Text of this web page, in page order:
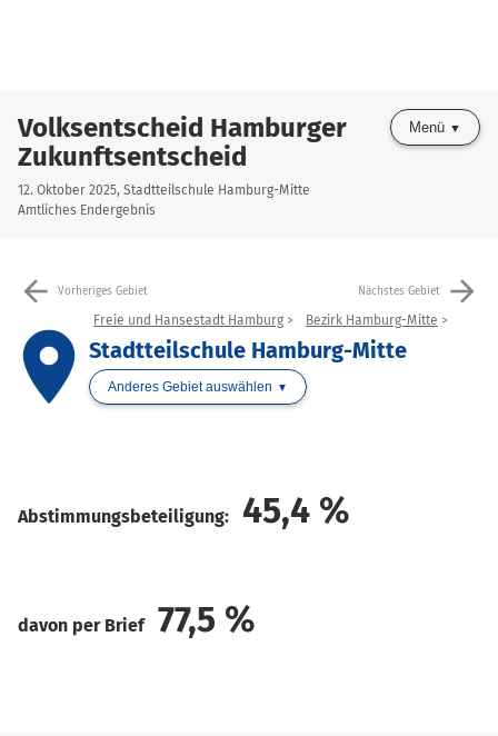
Volksentscheid Hamburger
Zukunftsentscheid
12. Oktober 2025, Stadtteilschule Hamburg-Mitte
Amtliches Endergebnis
Menü
arrow_back Vorheriges Gebiet Nächstes Gebiet arrow_forward
place
Freie und Hansestadt Hamburg Bezirk Hamburg-Mitte
Stadtteilschule Hamburg-Mitte
Anderes Gebiet auswählen
Abstimmungsbeteiligung: 45,4 %
davon per Brief 77,5 %